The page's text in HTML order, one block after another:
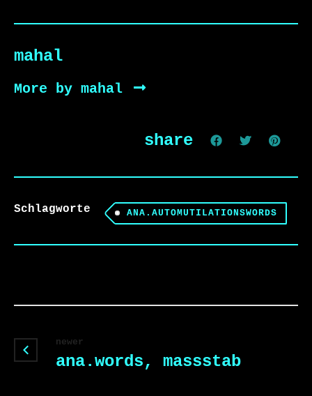
mahal
More by mahal
share
Schlagworte ANA.AUTOMUTILATIONSWORDS
newer
ana.words, massstab